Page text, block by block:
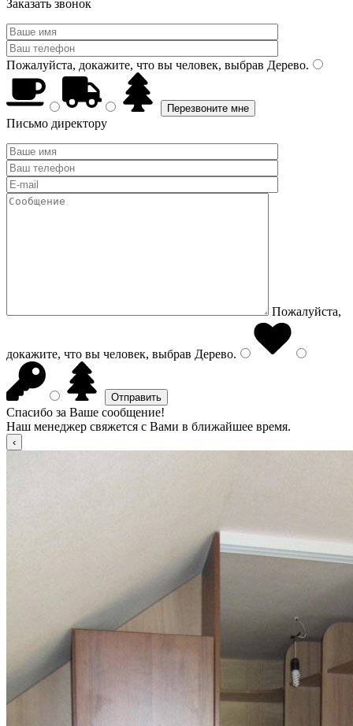
Заказать звонок
Пожалуйста, докажите, что вы человек, выбрав Дерево.
Письмо директору
Пожалуйста,
докажите, что вы человек, выбрав Дерево.
Спасибо за Ваше сообщение!
Наш менеджер свяжется с Вами в ближайшее время.